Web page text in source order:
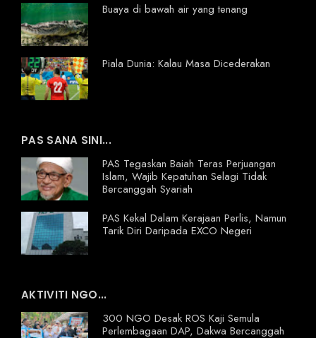
Buaya di bawah air yang tenang
Piala Dunia: Kalau Masa Dicederakan
PAS SANA SINI...
PAS Tegaskan Baiah Teras Perjuangan
Islam, Wajib Kepatuhan Selagi Tidak
Bercanggah Syariah
PAS Kekal Dalam Kerajaan Perlis, Namun
Tarik Diri Daripada EXCO Negeri
AKTIVITI NGO...
300 NGO Desak ROS Kaji Semula
Perlembagaan DAP, Dakwa Bercanggah